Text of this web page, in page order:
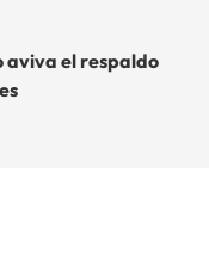
aviva el respaldo